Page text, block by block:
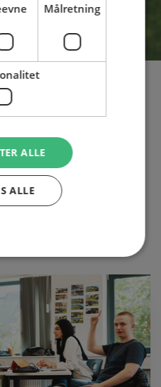
TIL FGU
-
(VEJLE)
1700
Målretning
ALLE
ALLE